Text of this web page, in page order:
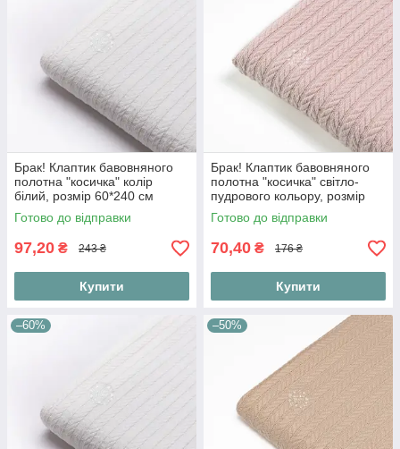
Брак! Клаптик бавовняного
полотна "косичка" колір
білий, розмір 60*240 см
(забруднення)
Готово до відправки
97,20 ₴ 243 ₴
Купити
Брак! Клаптик бавовняного
полотна "косичка" світло-
пудрового кольору, розмір
45*180 см
Готово до відправки
70,40 ₴ 176 ₴
Купити
–60% –50%